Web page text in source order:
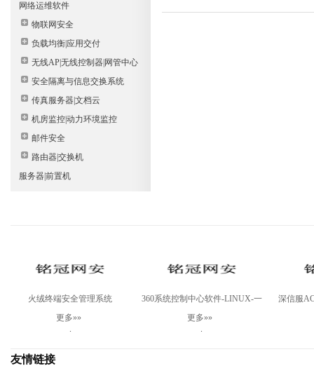
网络运维软件
物联网安全
负载均衡|应用交付
无线AP|无线控制器|网管中心
安全隔离与信息交换系统
传真服务器|文档云
机房监控|动力环境监控
邮件安全
路由器|交换机
服务器|前置机
火绒终端安全管理系统
V2.0Linux桌面版
更多»»
.
360系统控制中心软件-LINUX-一
年
更多»»
.
深信服
友情链接